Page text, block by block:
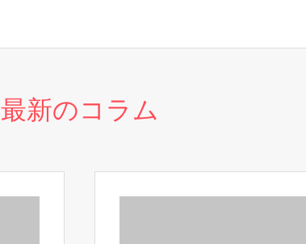
最新のコラム